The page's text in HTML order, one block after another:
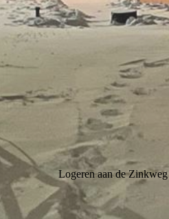
Logeren aan de Zinkweg